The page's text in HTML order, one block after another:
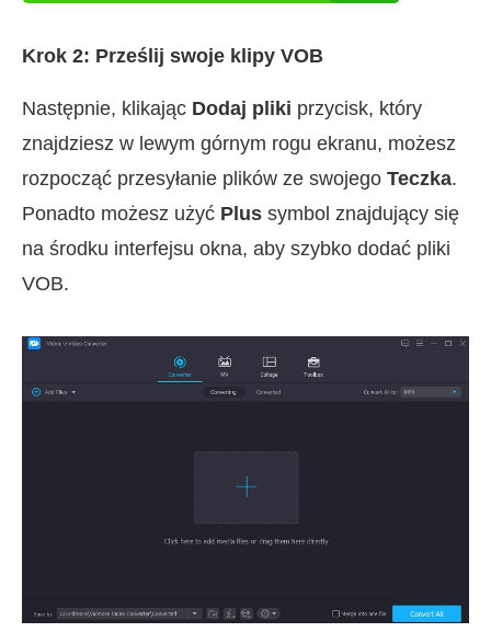
Krok 2: Prześlij swoje klipy VOB
Następnie, klikając Dodaj pliki przycisk, który
znajdziesz w lewym górnym rogu ekranu, możesz
rozpocząć przesyłanie plików ze swojego Teczka.
Ponadto możesz użyć Plus symbol znajdujący się
na środku interfejsu okna, aby szybko dodać pliki
VOB.